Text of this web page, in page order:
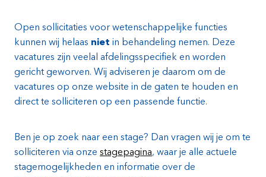
Open sollicitaties voor wetenschappelijke functies
kunnen wij helaas niet in behandeling nemen. Deze
vacatures zijn veelal afdelingsspecifiek en worden
gericht geworven. Wij adviseren je daarom om de
vacatures op onze website in de gaten te houden en
direct te solliciteren op een passende functie.
Ben je op zoek naar een stage? Dan vragen wij je om te
solliciteren via onze stagepagina, waar je alle actuele
stagemogelijkheden en informatie over de